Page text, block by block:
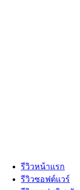
รีวิวหน้าแรก
รีวิวซอฟต์แวร์